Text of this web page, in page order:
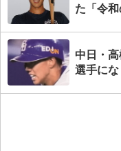
た「令和
中日・
選手にな